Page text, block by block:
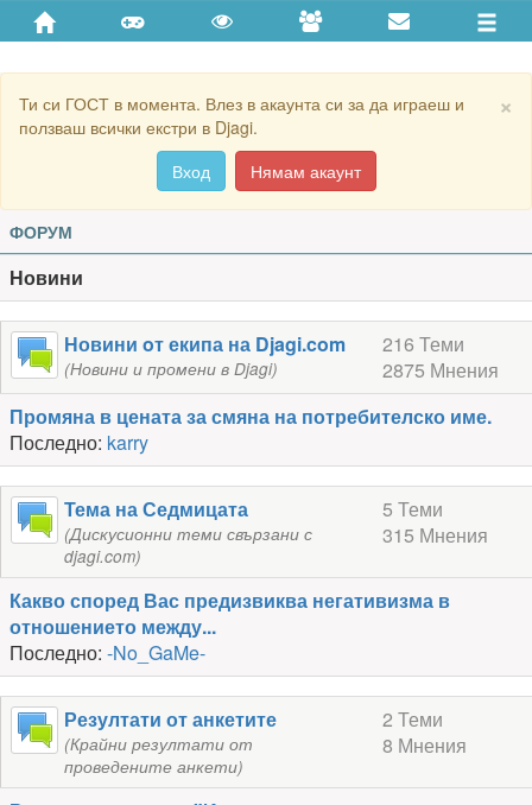
You are not admin!
×
Ти си ГОСТ в момента. Влез в акаунта си за да играеш и
ползваш всички екстри в Djagi.
Вход
Нямам акаунт
ФОРУМ
Новини
Новини oт екипа на Djagi.com
(Новини и промени в Djagi)
216 Теми
2875 Мнения
Промяна в цената за смяна на потребителско име.
Последно: karry
Тема на Седмицата
(Дискусионни теми свързани с
djagi.com)
5 Теми
315 Мнения
Какво според Вас предизвиква негативизма в
отношението между...
Последно: -No_GaMe-
Резултати от анкетите
(Крайни резултати от
проведените анкети)
2 Теми
8 Мнения